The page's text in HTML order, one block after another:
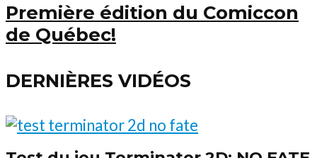
Première édition du Comiccon
de Québec!
DERNIÈRES VIDÉOS